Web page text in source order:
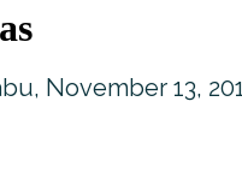
November 13,